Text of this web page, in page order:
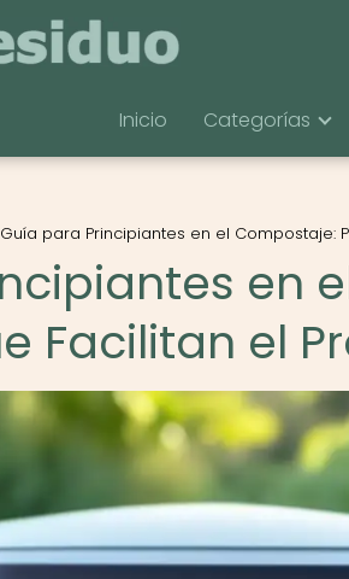
Inicio Categorías
Guía para Principiantes en el Compostaje:
en
Facilitan el